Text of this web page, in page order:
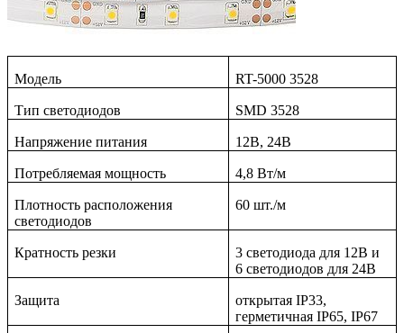
Модель RT-5000 3528
Тип светодиодов SMD 3528
Напряжение питания 12В, 24В
Потребляемая мощность 4,8 Вт/м
Плотность расположения
светодиодов
60 шт./м
Кратность резки
3 светодиода для 12В и
6 светодиодов для 24В
Защита
открытая IP33,
герметичная IP65, IP67